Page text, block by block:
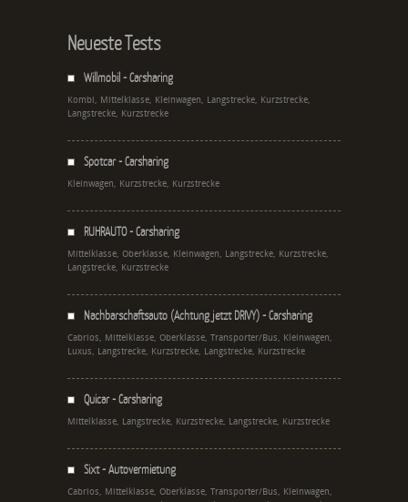
Neueste Tests
Willmobil - Carsharing
Kombi, Mittelklasse, Kleinwagen, Langstrecke, Kurzstrecke,
Langstrecke, Kurzstrecke
Spotcar - Carsharing
Kleinwagen, Kurzstrecke, Kurzstrecke
RUHRAUTO - Carsharing
Mittelklasse, Oberklasse, Kleinwagen, Langstrecke, Kurzstrecke,
Langstrecke, Kurzstrecke
Nachbarschaftsauto (Achtung jetzt DRIVY) - Carsharing
Cabrios, Mittelklasse, Oberklasse, Transporter/Bus, Kleinwagen,
Luxus, Langstrecke, Kurzstrecke, Langstrecke, Kurzstrecke
Quicar - Carsharing
Mittelklasse, Langstrecke, Kurzstrecke, Langstrecke, Kurzstrecke
Sixt - Autovermietung
Cabrios, Mittelklasse, Oberklasse, Transporter/Bus, Kleinwagen,